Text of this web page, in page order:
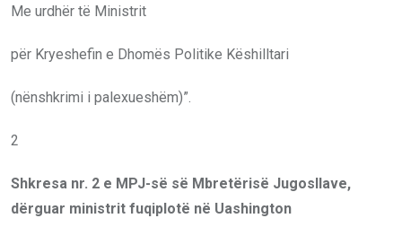
Me urdhër të Ministrit
për Kryeshefin e Dhomës Politike Këshilltari
(nënshkrimi i palexueshëm)”.
2
Shkresa nr. 2 e MPJ-së së Mbretërisë Jugosllave,
dërguar ministrit fuqiplotë në Uashington